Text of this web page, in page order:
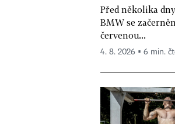
Před několika
BMW se
červenou...
4. 8. 2026 ▪ 6 min.